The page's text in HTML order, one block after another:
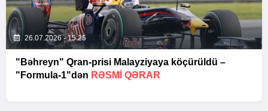
26.07.2026 - 15:25
"Bəhreyn" Qran-prisi Malayziyaya köçürüldü –
"Formula-1"dən RƏSMI QƏRAR